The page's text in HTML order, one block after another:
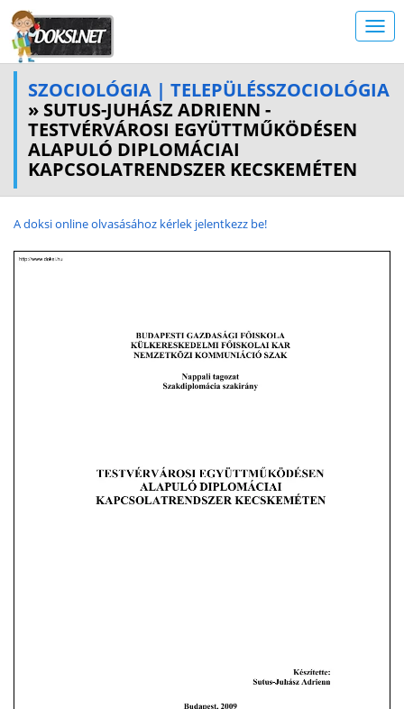
SZOCIOLÓGIA | TELEPÜLÉSSZOCIOLÓGIA
» SUTUS-JUHÁSZ ADRIENN -
TESTVÉRVÁROSI EGYÜTTMŰKÖDÉSEN
ALAPULÓ DIPLOMÁCIAI
KAPCSOLATRENDSZER KECSKEMÉTEN
A doksi online olvasásához kérlek jelentkezz be!